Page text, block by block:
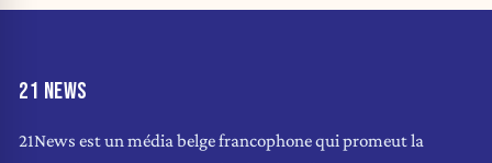
21 NEWS
21News est un média belge francophone qui promeut la